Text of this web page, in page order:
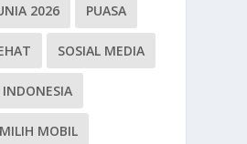
2026 PUASA
SOSIAL MEDIA
MOBIL